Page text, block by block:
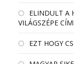
ELINDULT A
VILÁGSZÉPE
EZT HOGY